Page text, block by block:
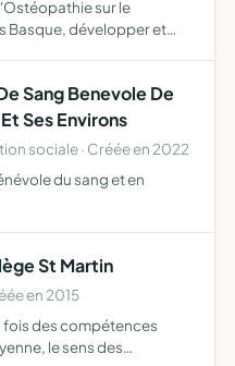
sur le
Basque, développer et
Sang Benevole De
Ses Environs
sociale · Créée en 2022
du sang et en
St Martin
en 2015
fois des compétences
le sens des